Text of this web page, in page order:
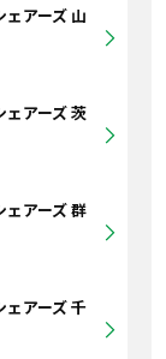
アーズ 山
ェアーズ 茨
ェアーズ 群
ェアーズ 千